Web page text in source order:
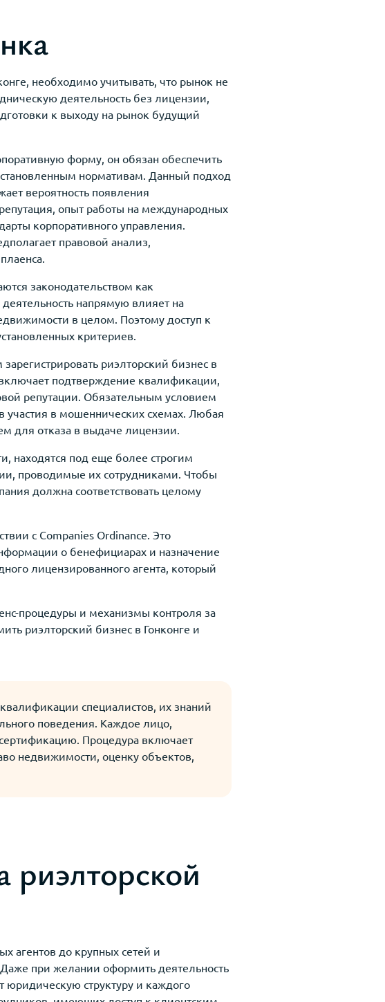
необходимо учитывать, что рынок не
деятельность без лицензии,
к выходу на рынок будущий
форму, он обязан обеспечить
нормативам. Данный подход
вероятность появления
опыт работы на международных
корпоративного управления.
правовой анализ,
законодательством как
напрямую влияет на
в целом. Поэтому доступ к
критериев.
риэлторский бизнес в
подтверждение квалификации,
репутации. Обязательным условием
участия в мошеннических схемах. Любая
для отказа в выдаче лицензии.
находятся под еще более строгим
проводимые их сотрудниками. Чтобы
должна соответствовать целому
с Companies Ordinance. Это
о бенефициарах и назначение
лицензированного агента, который
процедуры и механизмы контроля за
риэлторский бизнес в Гонконге и
специалистов, их знаний
поведения. Каждое лицо,
Процедура включает
недвижимости, оценку объектов,
риэлторской
агентов до крупных сетей и
при желании оформить деятельность
юридическую структуру и каждого